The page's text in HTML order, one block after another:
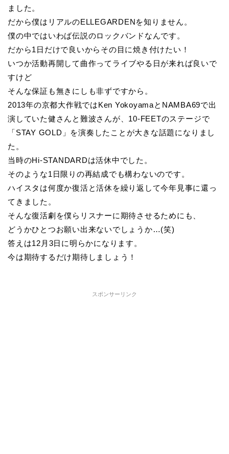
ました。
だから僕はリアルのELLEGARDENを知りません。
僕の中ではいわば伝説のロックバンドなんです。
だから1日だけで良いからその目に焼き付けたい！
いつか活動再開して曲作ってライブやる日が来れば良いで
すけど
そんな保証も無きにしも非ずですから。
2013年の京都大作戦ではKen YokoyamaとNAMBA69で出
演していた健さんと難波さんが、10-FEETのステージで
「STAY GOLD」を演奏したことが大きな話題になりまし
た。
当時のHi-STANDARDは活休中でした。
そのような1日限りの再結成でも構わないのです。
ハイスタは何度か復活と活休を繰り返して今年見事に還っ
てきました。
そんな復活劇を僕らリスナーに期待させるためにも、
どうかひとつお願い出来ないでしょうか…(笑)
答えは12月3日に明らかになります。
今は期待するだけ期待しましょう！
スポンサーリンク